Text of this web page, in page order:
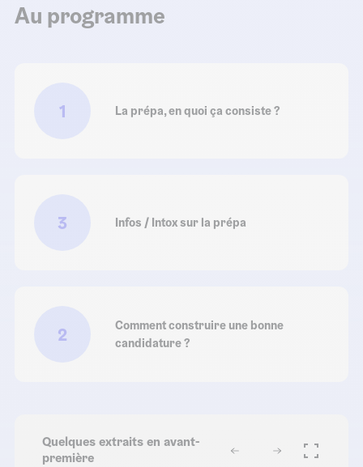
Au programme
1 La prépa, en quoi ça consiste ?
3 Infos / Intox sur la prépa
2
Comment construire une bonne
candidature ?
Quelques extraits en avant-
première